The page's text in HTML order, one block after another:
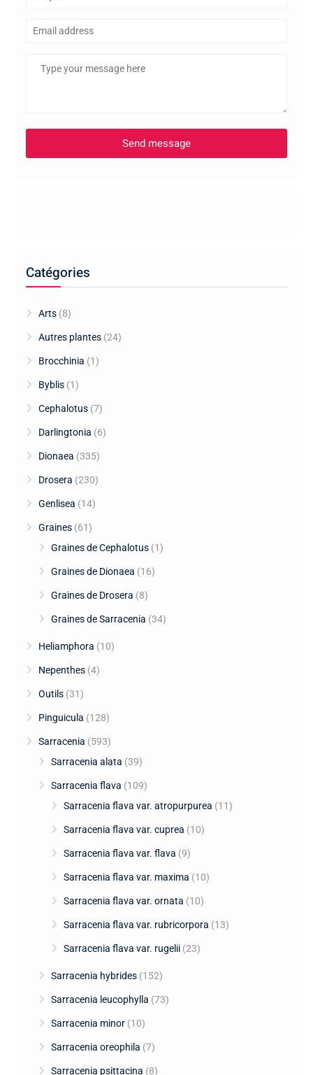
Catégories
Arts (8)
Autres plantes (24)
Brocchinia (1)
Byblis (1)
Cephalotus (7)
Darlingtonia (6)
Dionaea (335)
Drosera (230)
Genlisea (14)
Graines (61)
Graines de Cephalotus (1)
Graines de Dionaea (16)
Graines de Drosera (8)
Graines de Sarracenia (34)
Heliamphora (10)
Nepenthes (4)
Outils (31)
Pinguicula (128)
Sarracenia (593)
Sarracenia alata (39)
Sarracenia flava (109)
Sarracenia flava var. atropurpurea (11)
Sarracenia flava var. cuprea (10)
Sarracenia flava var. flava (9)
Sarracenia flava var. maxima (10)
Sarracenia flava var. ornata (10)
Sarracenia flava var. rubricorpora (13)
Sarracenia flava var. rugelii (23)
Sarracenia hybrides (152)
Sarracenia leucophylla (73)
Sarracenia minor (10)
Sarracenia oreophila (7)
Sarracenia psittacina (8)